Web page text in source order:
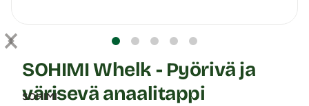
SOHIMI
SOHIMI Whelk - Pyörivä ja
värisevä anaalitappi